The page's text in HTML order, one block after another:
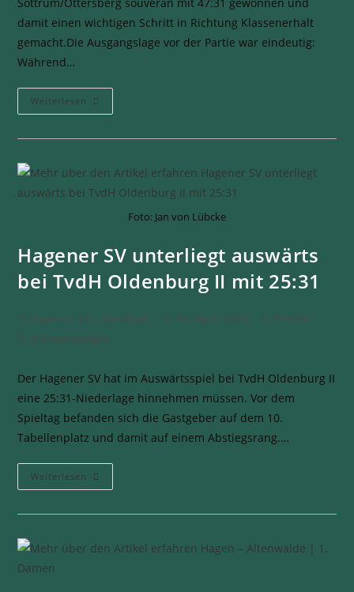
damit einen wichtigen Schritt in Richtung Klassenerhalt
gemacht.Die Ausgangslage vor der Partie war eindeutig:
Während…
Weiterlesen
Foto: Jan von Lübcke
Hagener SV unterliegt auswärts
bei TvdH Oldenburg II mit 25:31
Hagener SV - Handball 16. April 2026
Presse
0 Kommentare
Der Hagener SV hat im Auswärtsspiel bei TvdH Oldenburg II
eine 25:31-Niederlage hinnehmen müssen. Vor dem
Spieltag befanden sich die Gastgeber auf dem 10.
Tabellenplatz und damit auf einem Abstiegsrang.…
Weiterlesen